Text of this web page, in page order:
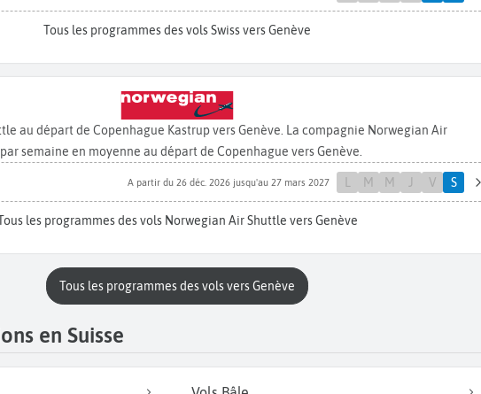
Tous les programmes des vols Swiss vers Genève
au départ de Copenhague Kastrup vers Genève. La compagnie Norwegian Air
semaine en moyenne au départ de Copenhague vers Genève.
A partir du 26 déc. 2026 jusqu'au 27 mars 2027 M M J V S
Tous les programmes des vols Norwegian Air Shuttle vers Genève
Tous les programmes des vols vers Genève
en Suisse